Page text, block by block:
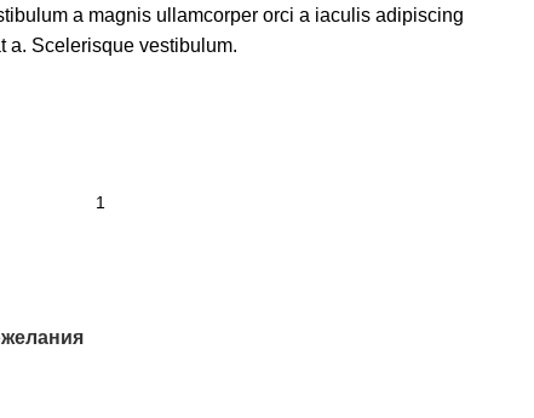
a magnis ullamcorper orci a iaculis adipiscing
a. Scelerisque vestibulum.